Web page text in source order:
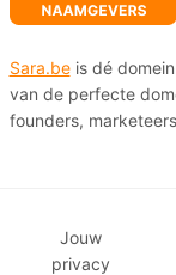
Sara.beis dé
van de perfecte
founders,
Jouw
privacy